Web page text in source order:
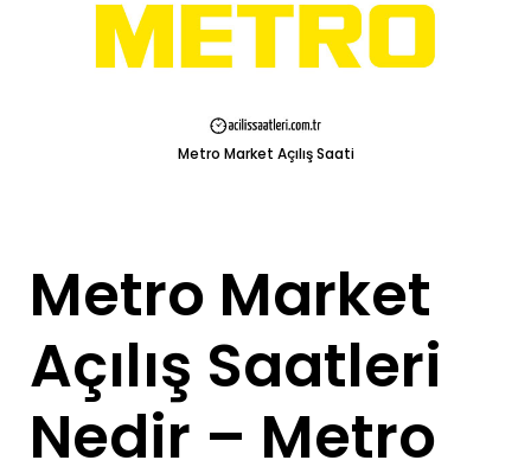
Metro Market Açılış Saati
Metro Market
Açılış Saatleri
Nedir – Metro